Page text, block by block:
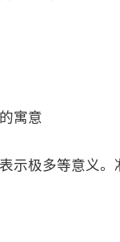
寓意
示极多等意义。